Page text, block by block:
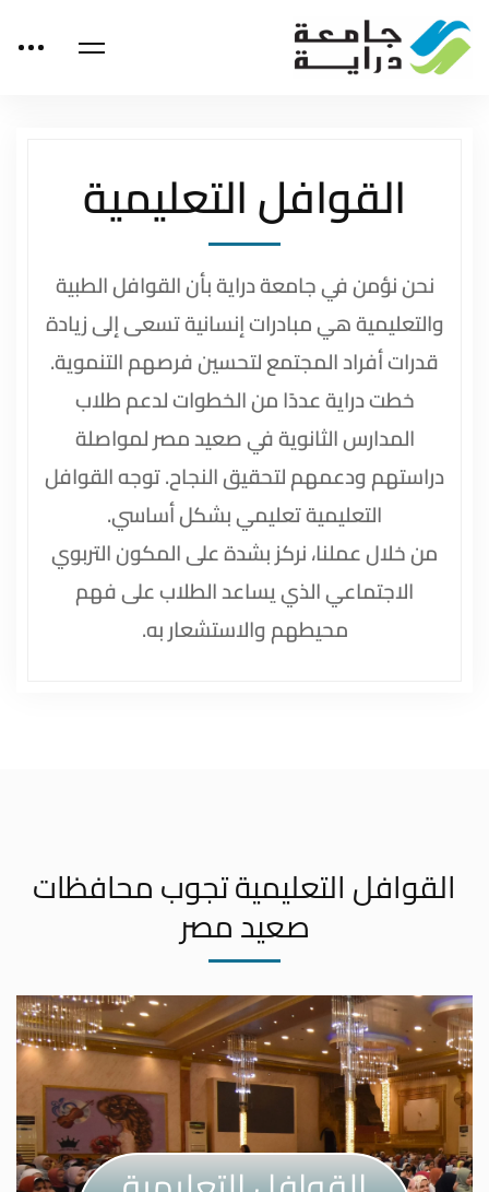
القوافل التعليمية
نحن نؤمن في جامعة دراية بأن القوافل الطبية
والتعليمية هي مبادرات إنسانية تسعى إلى زيادة
قدرات أفراد المجتمع لتحسين فرصهم التنموية.
خطت دراية عددًا من الخطوات لدعم طلاب
المدارس الثانوية في صعيد مصر لمواصلة
دراستهم ودعمهم لتحقيق النجاح. توجه القوافل
التعليمية تعليمي بشكل أساسي.
من خلال عملنا، نركز بشدة على المكون التربوي
الاجتماعي الذي يساعد الطلاب على فهم
محيطهم والاستشعار به.
القوافل التعليمية تجوب محافظات
صعيد مصر